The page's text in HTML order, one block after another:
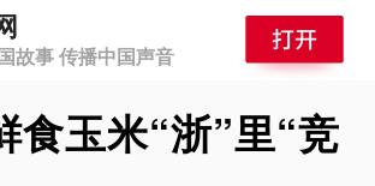
故事 传播中国声音
食玉米“浙”里“竞